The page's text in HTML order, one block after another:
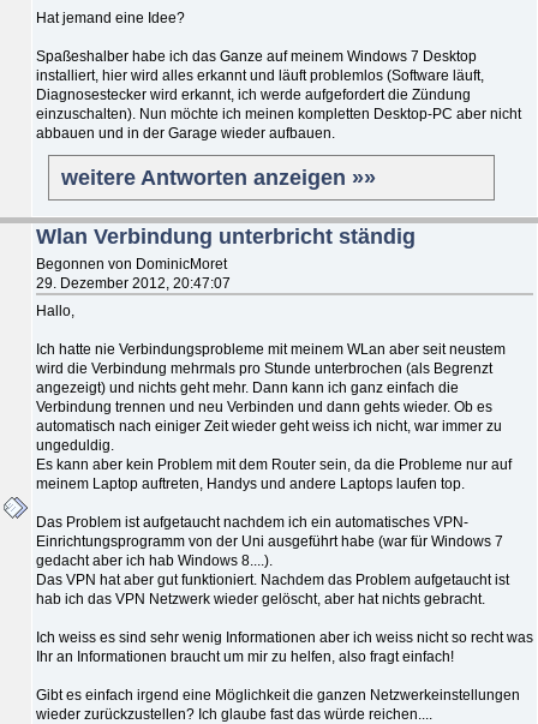
Hat jemand eine Idee?
Spaßeshalber habe ich das Ganze auf meinem Windows 7 Desktop
installiert, hier wird alles erkannt und läuft problemlos (Software läuft,
Diagnosestecker wird erkannt, ich werde aufgefordert die Zündung
einzuschalten). Nun möchte ich meinen kompletten Desktop-PC aber nicht
abbauen und in der Garage wieder aufbauen.
weitere Antworten anzeigen »»
Wlan Verbindung unterbricht ständig
Begonnen von DominicMoret
29. Dezember 2012, 20:47:07
Hallo,
Ich hatte nie Verbindungsprobleme mit meinem WLan aber seit neustem
wird die Verbindung mehrmals pro Stunde unterbrochen (als Begrenzt
angezeigt) und nichts geht mehr. Dann kann ich ganz einfach die
Verbindung trennen und neu Verbinden und dann gehts wieder. Ob es
automatisch nach einiger Zeit wieder geht weiss ich nicht, war immer zu
ungeduldig.
Es kann aber kein Problem mit dem Router sein, da die Probleme nur auf
meinem Laptop auftreten, Handys und andere Laptops laufen top.
Das Problem ist aufgetaucht nachdem ich ein automatisches VPN-
Einrichtungsprogramm von der Uni ausgeführt habe (war für Windows 7
gedacht aber ich hab Windows 8....).
Das VPN hat aber gut funktioniert. Nachdem das Problem aufgetaucht ist
hab ich das VPN Netzwerk wieder gelöscht, aber hat nichts gebracht.
Ich weiss es sind sehr wenig Informationen aber ich weiss nicht so recht was
Ihr an Informationen braucht um mir zu helfen, also fragt einfach!
Gibt es einfach irgend eine Möglichkeit die ganzen Netzwerkeinstellungen
wieder zurückzustellen? Ich glaube fast das würde reichen....